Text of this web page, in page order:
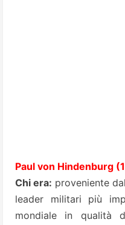
Paul von Hindenburg
Chi era: proveniente
leader militari più
mondiale in